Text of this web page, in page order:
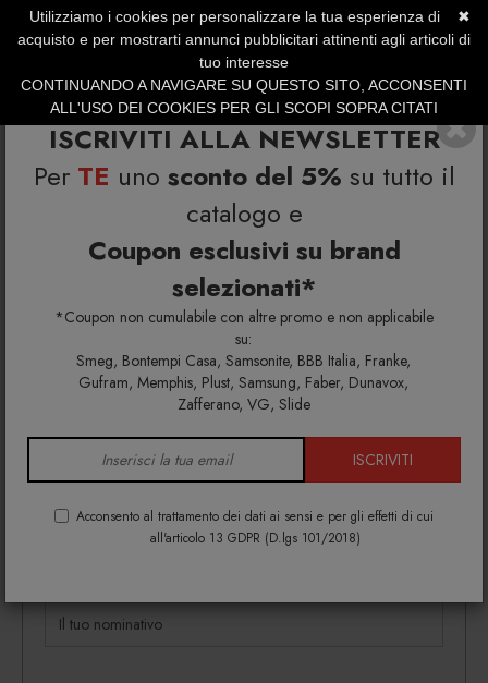
ISCRIVITI ALLA NEWSLETTER
Per TE uno sconto del 5% su tutto il
catalogo e
Coupon esclusivi su brand
selezionati*
*Coupon non cumulabile con altre promo e non applicabile
su:
Smeg, Bontempi Casa, Samsonite, BBB Italia, Franke,
Gufram, Memphis, Plust, Samsung, Faber, Dunavox,
Zafferano, VG, Slide
ISCRIVITI
Acconsento al trattamento dei dati ai sensi e per gli effetti di cui
all'articolo 13 GDPR (D.lgs 101/2018)
SERVIZIO CLIENTI +39.0773.470.562
SUMMER SALES | Fino al 40% di Sconto
Richiedi info e un'offerta personalizzata per te
Antologia Modulo G libreria
Richiedi maggiori info e la tua
offerta personalizzata per
Antologia Modulo G libreria
informazioni su colori, materiali e disponibilità.
Gli eventuali sconti riservati mediante l'invio di codici
quantitativo dei beni acquistati.
✖
Utilizziamo i cookies per personalizzare la tua esperienza di
acquisto e per mostrarti annunci pubblicitari attinenti agli articoli di
tuo interesse
CONTINUANDO A NAVIGARE SU QUESTO SITO, ACCONSENTI
ALL'USO DEI COOKIES PER GLI SCOPI SOPRA CITATI